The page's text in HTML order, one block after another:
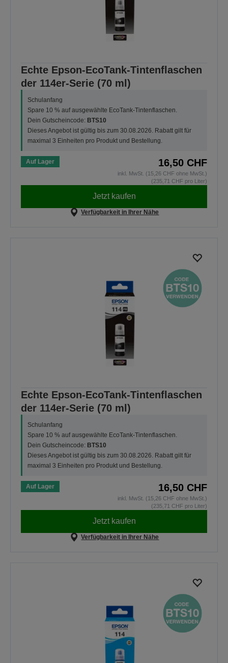
Echte Epson-EcoTank-Tintenflaschen
der 114er-Serie (70 ml)
Schulanfang
Spare 10 % auf ausgewählte EcoTank-Tintenflaschen.
Dein Gutscheincode: BTS10
Dieses Angebot ist gültig bis zum 30.08.2026. Rabatt gilt für
maximal 3 Einheiten pro Produkt und Bestellung.
Auf Lager 16,50 CHF
inkl. MwSt. (15,26 CHF ohne MwSt.)
(235,71 CHF pro Liter)
Jetzt kaufen
Verfügbarkeit in Ihrer Nähe
Echte Epson-EcoTank-Tintenflaschen
der 114er-Serie (70 ml)
Schulanfang
Spare 10 % auf ausgewählte EcoTank-Tintenflaschen.
Dein Gutscheincode: BTS10
Dieses Angebot ist gültig bis zum 30.08.2026. Rabatt gilt für
maximal 3 Einheiten pro Produkt und Bestellung.
Auf Lager 16,50 CHF
inkl. MwSt. (15,26 CHF ohne MwSt.)
(235,71 CHF pro Liter)
Jetzt kaufen
Verfügbarkeit in Ihrer Nähe